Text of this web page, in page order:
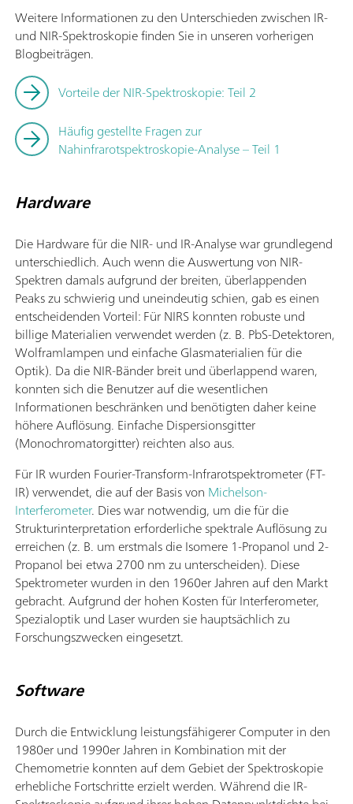
Weitere Informationen zu den Unterschieden zwischen IR-
und NIR-Spektroskopie finden Sie in unseren vorherigen
Blogbeiträgen.
Vorteile der NIR-Spektroskopie: Teil 2
Häufig gestellte Fragen zur
Nahinfrarotspektroskopie-Analyse – Teil 1
Hardware
Die Hardware für die NIR- und IR-Analyse war grundlegend
unterschiedlich. Auch wenn die Auswertung von NIR-
Spektren damals aufgrund der breiten, überlappenden
Peaks zu schwierig und uneindeutig schien, gab es einen
entscheidenden Vorteil: Für NIRS konnten robuste und
billige Materialien verwendet werden (z. B. PbS-Detektoren,
Wolframlampen und einfache Glasmaterialien für die
Optik). Da die NIR-Bänder breit und überlappend waren,
konnten sich die Benutzer auf die wesentlichen
Informationen beschränken und benötigten daher keine
höhere Auflösung. Einfache Dispersionsgitter
(Monochromatorgitter) reichten also aus.
Für IR wurden Fourier-Transform-Infrarotspektrometer (FT-
IR) verwendet, die auf der Basis von Michelson-
Interferometer. Dies war notwendig, um die für die
Strukturinterpretation erforderliche spektrale Auflösung zu
erreichen (z. B. um erstmals die Isomere 1-Propanol und 2-
Propanol bei etwa 2700 nm zu unterscheiden). Diese
Spektrometer wurden in den 1960er Jahren auf den Markt
gebracht. Aufgrund der hohen Kosten für Interferometer,
Spezialoptik und Laser wurden sie hauptsächlich zu
Forschungszwecken eingesetzt.
Software
Durch die Entwicklung leistungsfähigerer Computer in den
1980er und 1990er Jahren in Kombination mit der
Chemometrie konnten auf dem Gebiet der Spektroskopie
erhebliche Fortschritte erzielt werden. Während die IR-